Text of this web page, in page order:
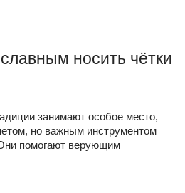
носить чётки
занимают особое место,
но важным инструментом
помогают верующим